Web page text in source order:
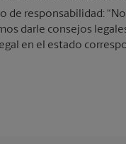
de responsabilidad:
darle consejos
en el estado